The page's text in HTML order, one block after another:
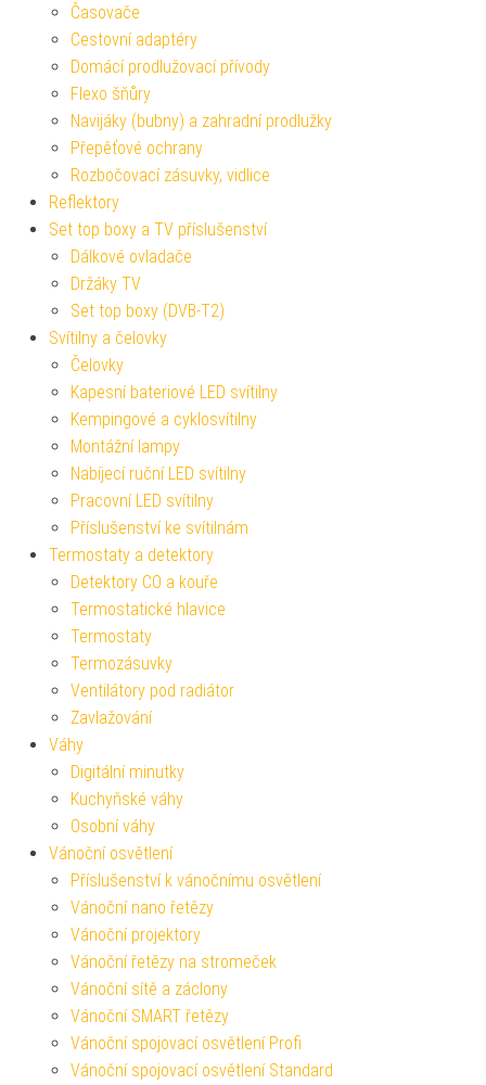
Časovače
Cestovní adaptéry
Domácí prodlužovací přívody
Flexo šňůry
Navijáky (bubny) a zahradní prodlužky
Přepěťové ochrany
Rozbočovací zásuvky, vidlice
Reflektory
Set top boxy a TV příslušenství
Dálkové ovladače
Držáky TV
Set top boxy (DVB-T2)
Svítilny a čelovky
Čelovky
Kapesní bateriové LED svítilny
Kempingové a cyklosvítilny
Montážní lampy
Nabíjecí ruční LED svítilny
Pracovní LED svítilny
Příslušenství ke svítilnám
Termostaty a detektory
Detektory CO a kouře
Termostatické hlavice
Termostaty
Termozásuvky
Ventilátory pod radiátor
Zavlažování
Váhy
Digitální minutky
Kuchyňské váhy
Osobní váhy
Vánoční osvětlení
Příslušenství k vánočnímu osvětlení
Vánoční nano řetězy
Vánoční projektory
Vánoční řetězy na stromeček
Vánoční sítě a záclony
Vánoční SMART řetězy
Vánoční spojovací osvětlení Profi
Vánoční spojovací osvětlení Standard